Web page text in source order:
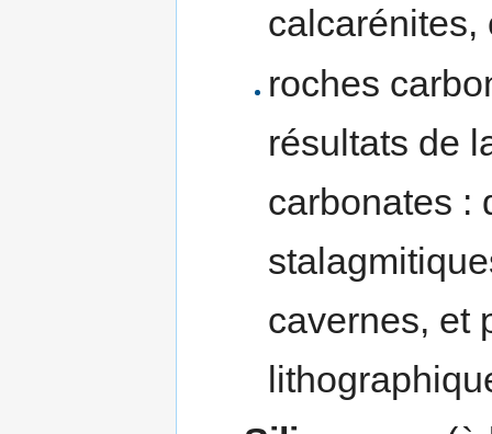
calcarénites,
roches
résultats de
carbonates :
cavernes, et